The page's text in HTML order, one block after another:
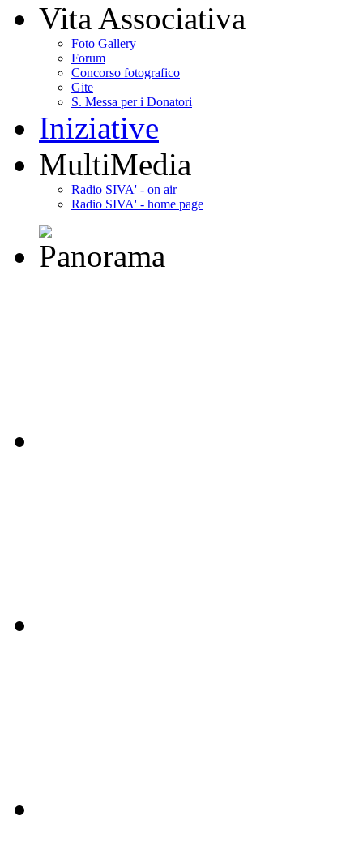
Vita Associativa
Foto Gallery
Forum
Concorso fotografico
Gite
S. Messa per i Donatori
Iniziative
MultiMedia
Radio SIVA' - on air
Radio SIVA' - home page